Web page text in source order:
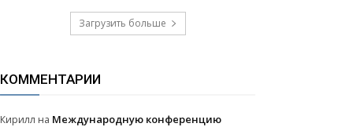
Загрузить больше
КОММЕНТАРИИ
Кирилл на Международную конференцию